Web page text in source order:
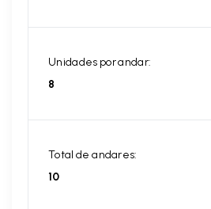
Unidades por andar:
8
Total de andares:
10